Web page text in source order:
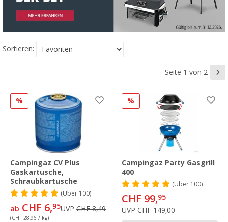
Sortieren:
Seite 1 von 2
%
Campingaz CV Plus
Gaskartusche,
Schraubkartusche
(Über100)
ab CHF 6,95UVP CHF 8,49
(CHF 28,96 / kg)
%
Campingaz Party Gasgrill
400
(Über100)
CHF 99,95
UVP CHF 149,00